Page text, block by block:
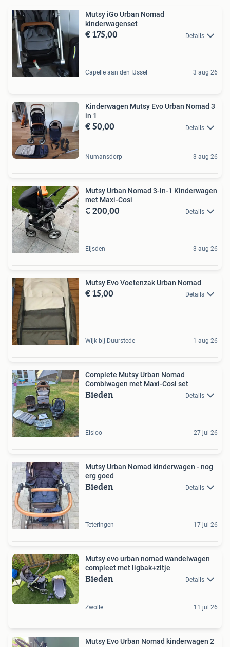
Mutsy iGo Urban Nomad
kinderwagenset
€ 175,00 Details
Capelle aan den IJssel 3 aug 26
Kinderwagen Mutsy Evo Urban Nomad 3
in 1
€ 50,00 Details
Numansdorp 3 aug 26
Mutsy Urban Nomad 3-in-1 Kinderwagen
met Maxi-Cosi
€ 200,00 Details
Eijsden 3 aug 26
Mutsy Evo Voetenzak Urban Nomad
€ 15,00 Details
Wijk bij Duurstede 1 aug 26
Complete Mutsy Urban Nomad
Combiwagen met Maxi-Cosi set
Bieden Details
Elsloo 27 jul 26
Mutsy Urban Nomad kinderwagen - nog
erg goed
Bieden Details
Teteringen 17 jul 26
Mutsy evo urban nomad wandelwagen
compleet met ligbak+zitje
Bieden Details
Zwolle 11 jul 26
Mutsy Evo Urban Nomad kinderwagen 2